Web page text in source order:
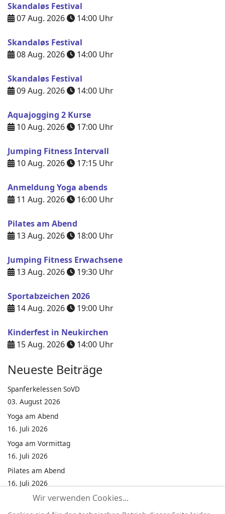
Skandaløs Festival
07 Aug. 2026
14:00 Uhr
Skandaløs Festival
08 Aug. 2026
14:00 Uhr
Skandaløs Festival
09 Aug. 2026
14:00 Uhr
Aquajogging 2 Kurse
10 Aug. 2026
17:00 Uhr
Jumping Fitness Intervall
10 Aug. 2026
17:15 Uhr
Anmeldung Yoga abends
11 Aug. 2026
16:00 Uhr
Pilates am Abend
13 Aug. 2026
18:00 Uhr
Jumping Fitness Erwachsene
13 Aug. 2026
19:30 Uhr
Sportabzeichen 2026
14 Aug. 2026
19:00 Uhr
Kinderfest in Neukirchen
15 Aug. 2026
14:00 Uhr
Neueste Beiträge
Spanferkelessen SoVD
03. August 2026
Yoga am Abend
16. Juli 2026
Yoga am Vormittag
16. Juli 2026
Pilates am Abend
16. Juli 2026
Jumping Fitness Intervall
16. Juli 2026
Wir verwenden Cookies...